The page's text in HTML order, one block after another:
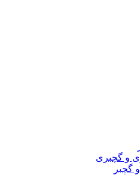
و گچبری
گچبر